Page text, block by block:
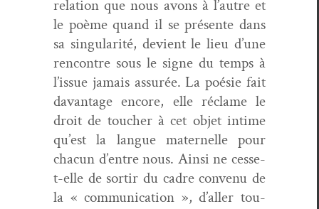
rela­tion que nous avons à l’autre et
le poème quand il se présente dans
sa sin­gu­lar­ité, devient le lieu d’une
ren­con­tre sous le signe du temps à
l’issue jamais assurée. La poésie fait
davan­tage encore, elle réclame le
droit de touch­er à cet objet intime
qu’est la langue mater­nelle pour
cha­cun d’entre nous. Ain­si ne cesse-
t-elle de sor­tir du cadre con­venu de
la « com­mu­ni­ca­tion », d’aller tou­